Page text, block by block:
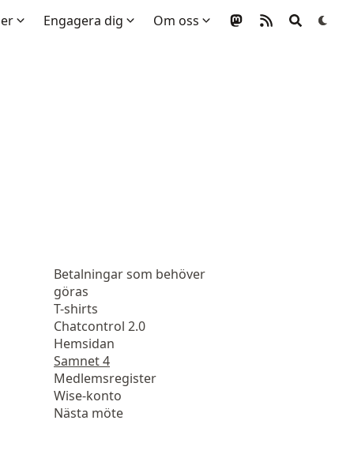
Engagera dig Om oss
Betalningar som behöver
göras
T-shirts
Chatcontrol 2.0
Hemsidan
Samnet 4
Medlemsregister
Wise-konto
Nästa möte